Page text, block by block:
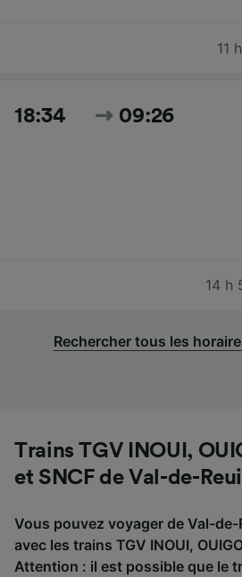
11
18:34 09:26
14 h
Rechercher tous les
Trains TGV INOUI,
et SNCF de Val-de-
Vous pouvez voyager de Val-de-
avec les trains TGV INOUI,
Attention : il est possible que le